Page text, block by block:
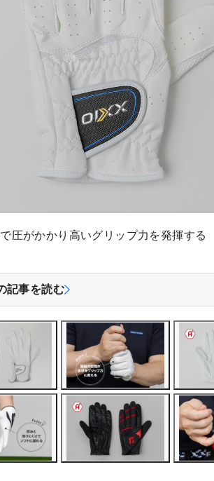
圧がかかり高いグリップ力を発揮する
記事を読む